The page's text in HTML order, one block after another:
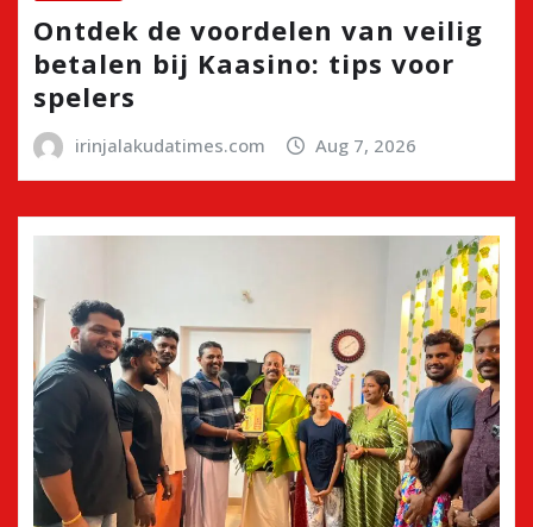
Ontdek de voordelen van veilig
betalen bij Kaasino: tips voor
spelers
irinjalakudatimes.com Aug 7, 2026